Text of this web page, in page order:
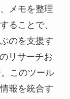
メモを整理
ることで、
のを支援す
リサーチお
このツール
報を統合す